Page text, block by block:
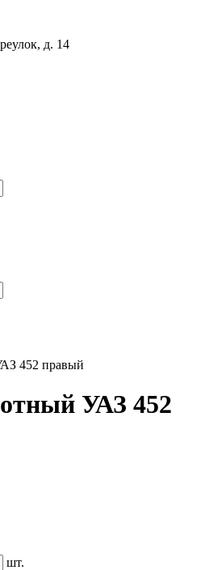
д. 14
452 правый
УАЗ 452
шт.